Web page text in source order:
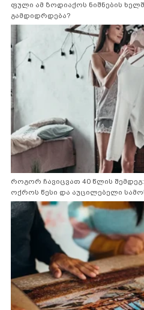
ფული ამ ზოდიაქოს ნიშნების
გამდიდრდება?
როგორ ჩავიცვათ 40 წლის
ოქროს წესი და აუცილებელი